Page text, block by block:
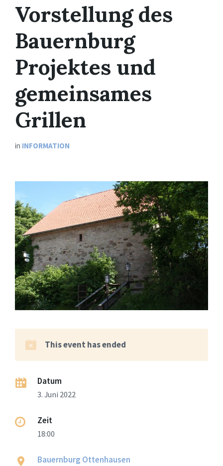
Vorstellung des
Bauernburg
Projektes und
gemeinsames
Grillen
in INFORMATION
This event has ended
Datum
3. Juni 2022
Zeit
18:00
Bauernburg Ottenhausen